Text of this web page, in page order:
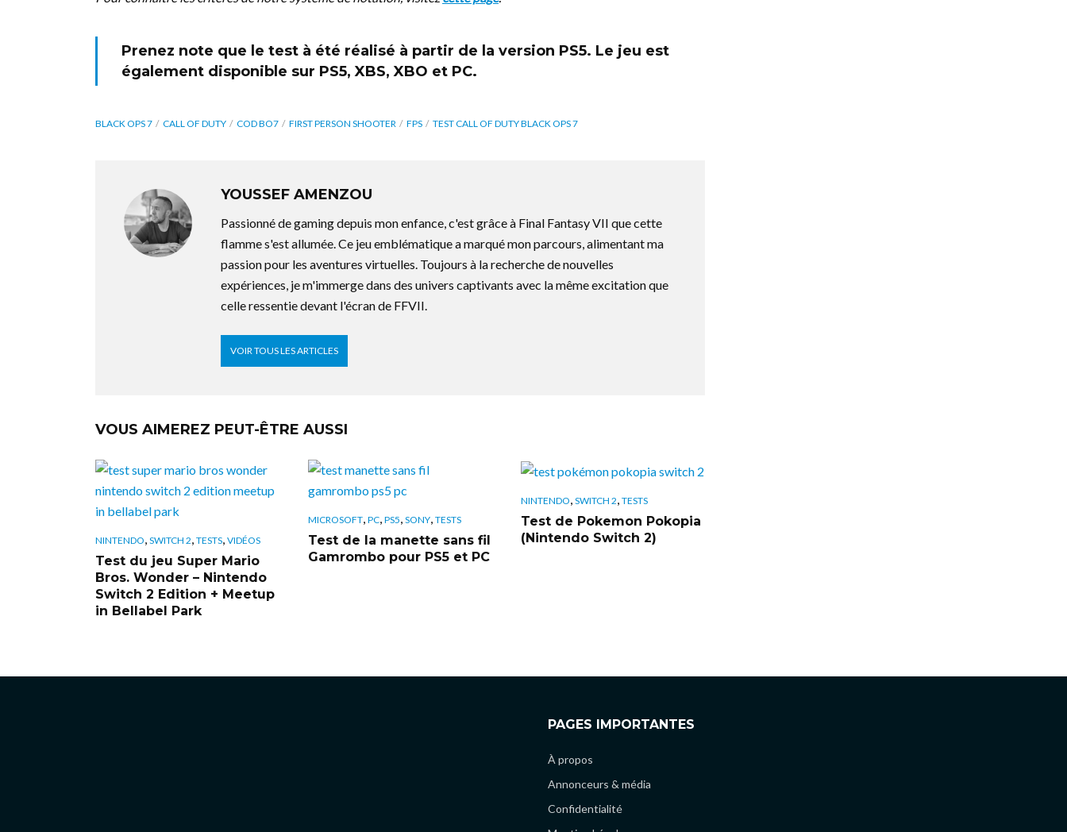
Prenez note que le test à été réalisé à partir de la version PS5. Le jeu est
également disponible sur PS5, XBS, XBO et PC.
BLACK OPS 7 CALL OF DUTY COD BO7 FIRST PERSON SHOOTER FPS TEST CALL OF DUTY BLACK OPS 7
YOUSSEF AMENZOU
Passionné de gaming depuis mon enfance, c'est grâce à Final Fantasy VII que cette
flamme s'est allumée. Ce jeu emblématique a marqué mon parcours, alimentant ma
passion pour les aventures virtuelles. Toujours à la recherche de nouvelles
expériences, je m'immerge dans des univers captivants avec la même excitation que
celle ressentie devant l'écran de FFVII.
VOIR TOUS LES ARTICLES
VOUS AIMEREZ PEUT-ÊTRE AUSSI
NINTENDO, SWITCH 2, TESTS, VIDÉOS
Test du jeu Super Mario
Bros. Wonder – Nintendo
Switch 2 Edition + Meetup
in Bellabel Park
MICROSOFT, PC, PS5, SONY, TESTS
Test de la manette sans fil
Gamrombo pour PS5 et PC
NINTENDO, SWITCH 2, TESTS
Test de Pokemon Pokopia
(Nintendo Switch 2)
PAGES IMPORTANTES
À propos
Annonceurs & média
Confidentialité